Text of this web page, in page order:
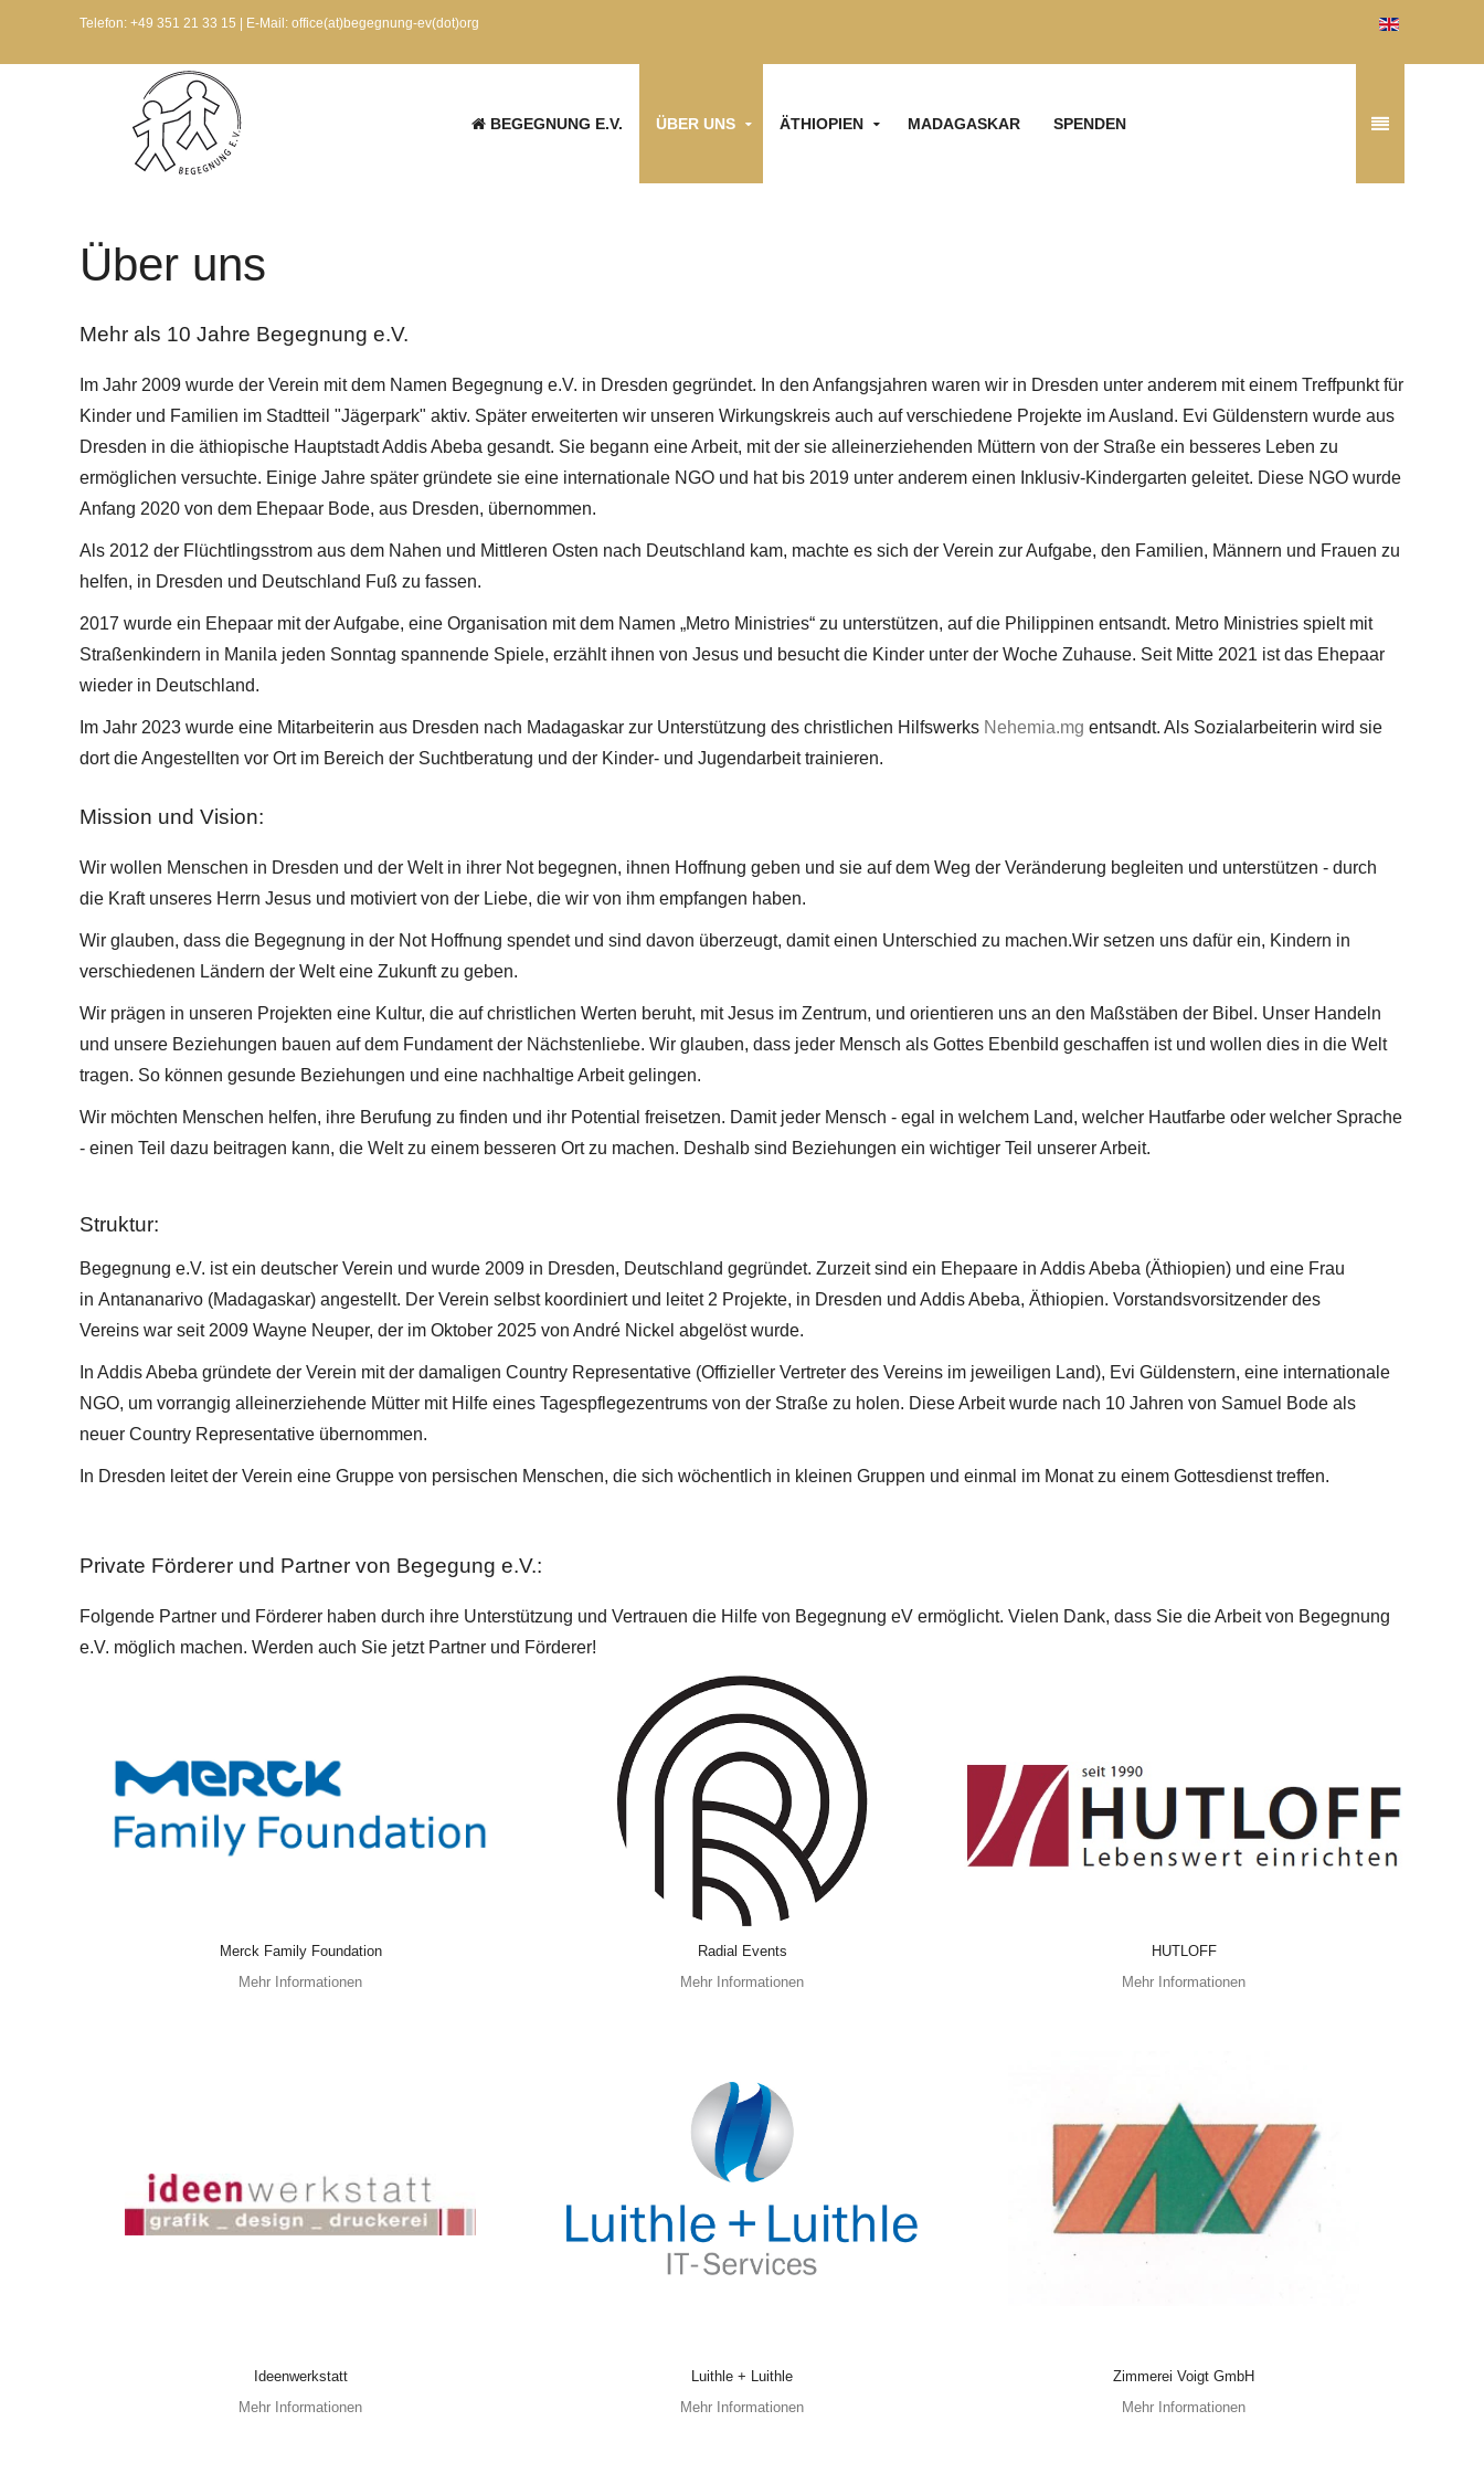
Telefon: +49 351 21 33 15 | E-Mail: office(at)begegnung-ev(dot)org
BEGEGNUNG E.V. ÜBER UNS ÄTHIOPIEN MADAGASKAR SPENDEN
Über uns
Mehr als 10 Jahre Begegnung e.V.
Im Jahr 2009 wurde der Verein mit dem Namen Begegnung e.V. in Dresden gegründet. In den Anfangsjahren waren wir in Dresden unter anderem mit einem Treffpunkt für
Kinder und Familien im Stadtteil "Jägerpark" aktiv. Später erweiterten wir unseren Wirkungskreis auch auf verschiedene Projekte im Ausland. Evi Güldenstern wurde aus
Dresden in die äthiopische Hauptstadt Addis Abeba gesandt. Sie begann eine Arbeit, mit der sie alleinerziehenden Müttern von der Straße ein besseres Leben zu
ermöglichen versuchte. Einige Jahre später gründete sie eine internationale NGO und hat bis 2019 unter anderem einen Inklusiv-Kindergarten geleitet. Diese NGO wurde
Anfang 2020 von dem Ehepaar Bode, aus Dresden, übernommen.
Als 2012 der Flüchtlingsstrom aus dem Nahen und Mittleren Osten nach Deutschland kam, machte es sich der Verein zur Aufgabe, den Familien, Männern und Frauen zu
helfen, in Dresden und Deutschland Fuß zu fassen.
2017 wurde ein Ehepaar mit der Aufgabe, eine Organisation mit dem Namen „Metro Ministries“ zu unterstützen, auf die Philippinen entsandt. Metro Ministries spielt mit
Straßenkindern in Manila jeden Sonntag spannende Spiele, erzählt ihnen von Jesus und besucht die Kinder unter der Woche Zuhause. Seit Mitte 2021 ist das Ehepaar
wieder in Deutschland.
Im Jahr 2023 wurde eine Mitarbeiterin aus Dresden nach Madagaskar zur Unterstützung des christlichen Hilfswerks Nehemia.mg entsandt. Als Sozialarbeiterin wird sie
dort die Angestellten vor Ort im Bereich der Suchtberatung und der Kinder- und Jugendarbeit trainieren.
Mission und Vision:
Wir wollen Menschen in Dresden und der Welt in ihrer Not begegnen, ihnen Hoffnung geben und sie auf dem Weg der Veränderung begleiten und unterstützen - durch
die Kraft unseres Herrn Jesus und motiviert von der Liebe, die wir von ihm empfangen haben.
Wir glauben, dass die Begegnung in der Not Hoffnung spendet und sind davon überzeugt, damit einen Unterschied zu machen.Wir setzen uns dafür ein, Kindern in
verschiedenen Ländern der Welt eine Zukunft zu geben.
Wir prägen in unseren Projekten eine Kultur, die auf christlichen Werten beruht, mit Jesus im Zentrum, und orientieren uns an den Maßstäben der Bibel. Unser Handeln
und unsere Beziehungen bauen auf dem Fundament der Nächstenliebe. Wir glauben, dass jeder Mensch als Gottes Ebenbild geschaffen ist und wollen dies in die Welt
tragen. So können gesunde Beziehungen und eine nachhaltige Arbeit gelingen.
Wir möchten Menschen helfen, ihre Berufung zu finden und ihr Potential freisetzen. Damit jeder Mensch - egal in welchem Land, welcher Hautfarbe oder welcher Sprache
- einen Teil dazu beitragen kann, die Welt zu einem besseren Ort zu machen. Deshalb sind Beziehungen ein wichtiger Teil unserer Arbeit.
Struktur:
Begegnung e.V. ist ein deutscher Verein und wurde 2009 in Dresden, Deutschland gegründet. Zurzeit sind ein Ehepaare in Addis Abeba (Äthiopien) und eine Frau
in Antananarivo (Madagaskar) angestellt. Der Verein selbst koordiniert und leitet 2 Projekte, in Dresden und Addis Abeba, Äthiopien. Vorstandsvorsitzender des
Vereins war seit 2009 Wayne Neuper, der im Oktober 2025 von André Nickel abgelöst wurde.
In Addis Abeba gründete der Verein mit der damaligen Country Representative (Offizieller Vertreter des Vereins im jeweiligen Land), Evi Güldenstern, eine internationale
NGO, um vorrangig alleinerziehende Mütter mit Hilfe eines Tagespflegezentrums von der Straße zu holen. Diese Arbeit wurde nach 10 Jahren von Samuel Bode als
neuer Country Representative übernommen.
In Dresden leitet der Verein eine Gruppe von persischen Menschen, die sich wöchentlich in kleinen Gruppen und einmal im Monat zu einem Gottesdienst treffen.
Private Förderer und Partner von Begegung e.V.:
Folgende Partner und Förderer haben durch ihre Unterstützung und Vertrauen die Hilfe von Begegnung eV ermöglicht. Vielen Dank, dass Sie die Arbeit von Begegnung
e.V. möglich machen. Werden auch Sie jetzt Partner und Förderer!
Merck Family Foundation
Mehr Informationen
Radial Events
Mehr Informationen
HUTLOFF
Mehr Informationen
Ideenwerkstatt
Mehr Informationen
Luithle + Luithle
Mehr Informationen
Zimmerei Voigt GmbH
Mehr Informationen